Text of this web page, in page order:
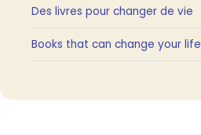
Des livres pour changer de vie
Books that can change your life